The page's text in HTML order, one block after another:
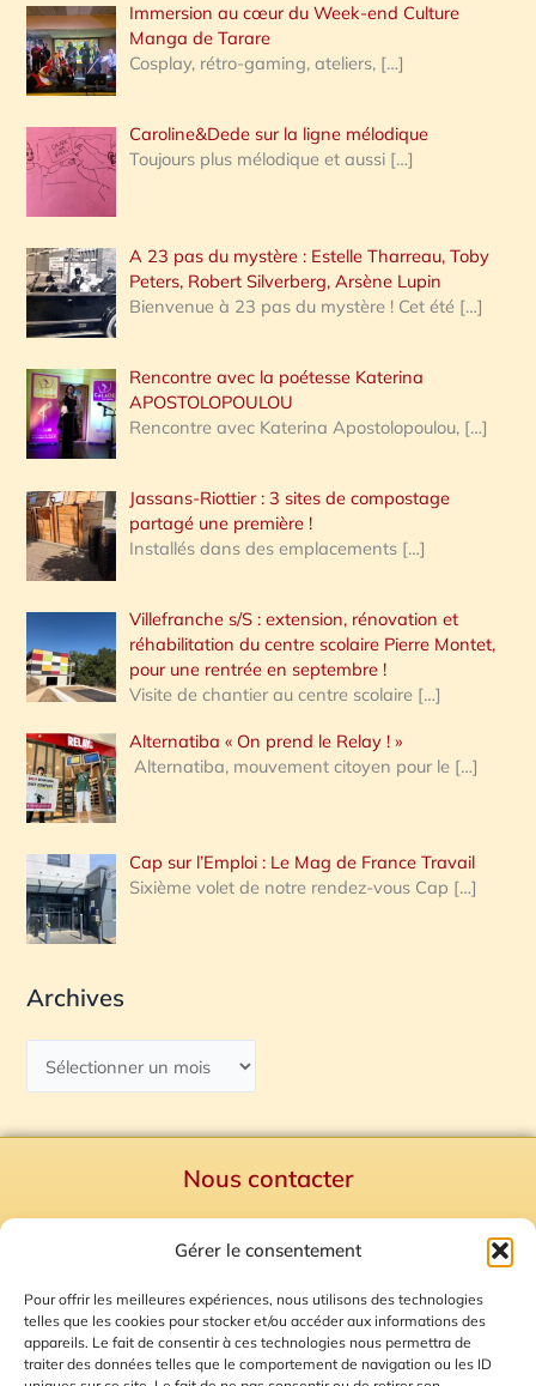
Gérer le consentement
Pour offrir les meilleures expériences, nous utilisons des technologies
telles que les cookies pour stocker et/ou accéder aux informations des
appareils. Le fait de consentir à ces technologies nous permettra de
traiter des données telles que le comportement de navigation ou les ID
:
Immersion au cœur du Week-end Culture
Manga de Tarare
Cosplay, rétro-gaming, ateliers, […]
Caroline&Dede sur la ligne mélodique
Toujours plus mélodique et aussi […]
A 23 pas du mystère : Estelle Tharreau, Toby
Peters, Robert Silverberg, Arsène Lupin
Bienvenue à 23 pas du mystère ! Cet été […]
Rencontre avec la poétesse Katerina
APOSTOLOPOULOU
Rencontre avec Katerina Apostolopoulou, […]
Jassans-Riottier : 3 sites de compostage
partagé une première !
Installés dans des emplacements […]
Villefranche s/S : extension, rénovation et
réhabilitation du centre scolaire Pierre Montet,
pour une rentrée en septembre !
Visite de chantier au centre scolaire […]
Alternatiba « On prend le Relay ! »
Alternatiba, mouvement citoyen pour le […]
Cap sur l’Emploi : Le Mag de France Travail
Sixième volet de notre rendez-vous Cap […]
Archives
Nous contacter
Mentions Légales
Plan du site
Gestion des Cookies